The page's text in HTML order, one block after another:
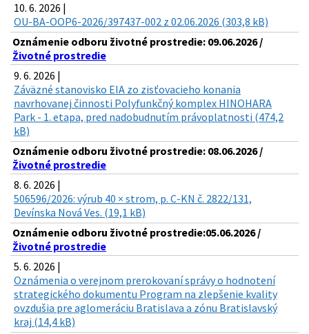
10. 6. 2026 |
OU-BA-OOP6-2026/397437-002 z 02.06.2026 (303,8 kB)
Oznámenie odboru životné prostredie: 09.06.2026 /
Životné prostredie
9. 6. 2026 |
Záväzné stanovisko EIA zo zisťovacieho konania
navrhovanej činnosti Polyfunkčný komplex HINOHARA
Park - 1. etapa, pred nadobudnutím právoplatnosti (474,2
kB)
Oznámenie odboru životné prostredie: 08.06.2026 /
Životné prostredie
8. 6. 2026 |
506596/2026: výrub 40 × strom, p. C-KN č. 2822/131,
Devínska Nová Ves. (19,1 kB)
Oznámenie odboru životné prostredie:05.06.2026 /
Životné prostredie
5. 6. 2026 |
Oznámenia o verejnom prerokovaní správy o hodnotení
strategického dokumentu Program na zlepšenie kvality
ovzdušia pre aglomeráciu Bratislava a zónu Bratislavský
kraj (14,4 kB)